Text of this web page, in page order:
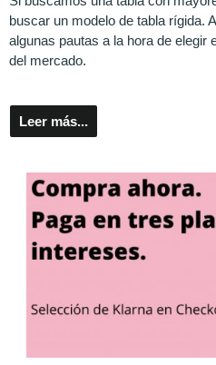
buscar un modelo de tabla rígida.
algunas pautas a la hora de elegir
del mercado.
Leer más...